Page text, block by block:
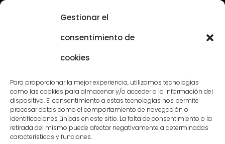
Gestionar el
consentimiento de
cookies
Para proporcionar la mejor experiencia, utilizamos tecnologías
como las cookies para almacenar y/o acceder a la información del
dispositivo. El consentimiento a estas tecnologías nos permite
procesar datos como el comportamiento de navegación o
identificaciones únicas en este sitio. La falta de consentimiento o la
retirada del mismo puede afectar negativamente a determinadas
características y funciones.
Sostenibilidad